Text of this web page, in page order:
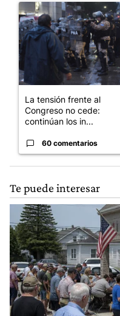
Un artículo de
La tensión frente al
Congreso no cede:
continúan los in...
60 comentarios